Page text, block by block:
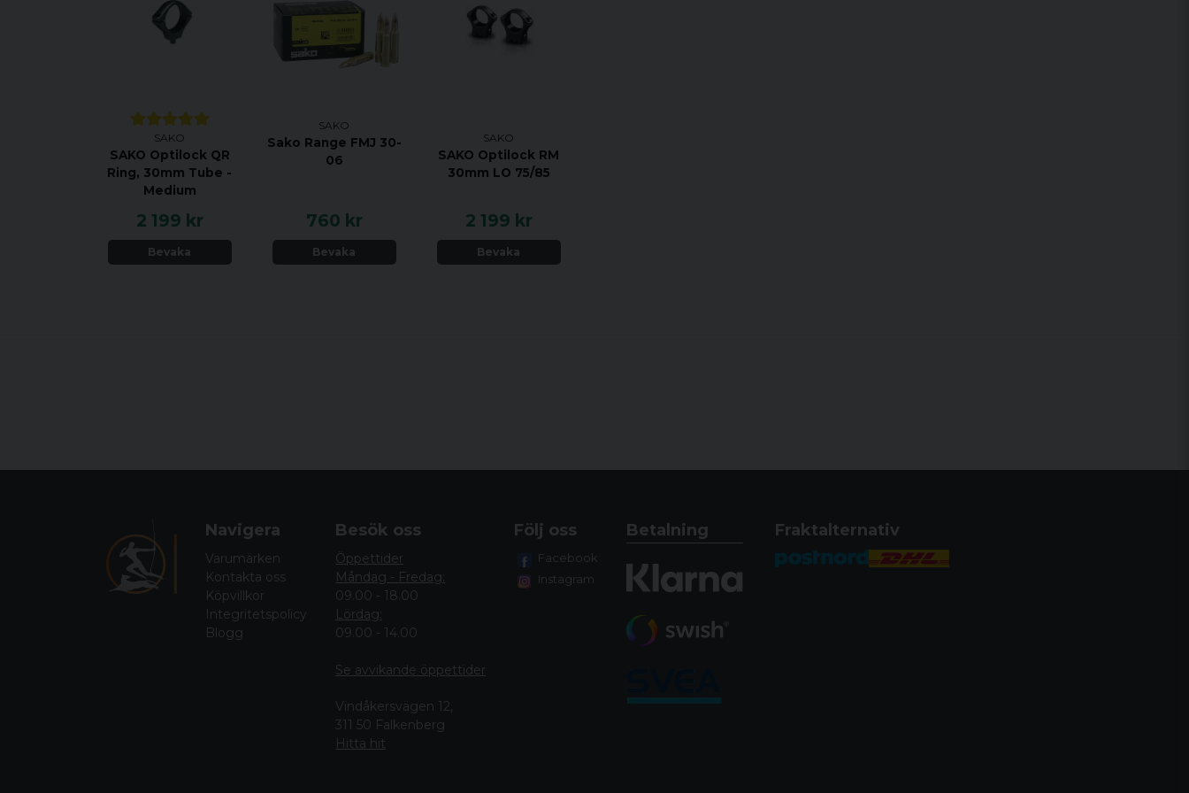
SAKO
SAKO Optilock QR
Ring, 30mm Tube -
Medium
2 199 kr
Bevaka
SAKO
Sako Range FMJ 30-
06
760 kr
Bevaka
SAKO
SAKO Optilock RM
30mm LO 75/85
2 199 kr
Bevaka
Navigera
Varumärken
Kontakta oss
Köpvillkor
Integritetspolicy
Blogg
Besök oss
Öppettider
Måndag - Fredag:
09.00 - 18.00
Lördag:
09.00 - 14.00
Se avvikande öppettider
Vindåkersvägen 12,
311 50 Falkenberg
Hitta hit
Följ oss
Facebook
Instagram
Betalning Fraktalternativ